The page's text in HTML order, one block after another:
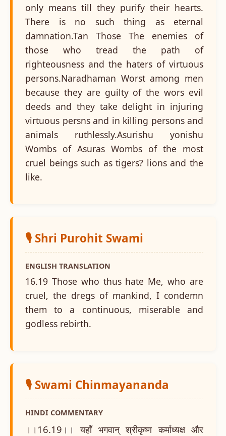
only means till they purify their hearts.
There is no such thing as eternal
damnation.Tan Those The enemies of
those who tread the path of
righteousness and the haters of virtuous
persons.Naradhaman Worst among men
because they are guilty of the wors evil
deeds and they take delight in injuring
virtuous persns and in killing persons and
animals ruthlessly.Asurishu yonishu
Wombs of Asuras Wombs of the most
cruel beings such as tigers? lions and the
like.
🎙️ Shri Purohit Swami
ENGLISH TRANSLATION
16.19 Those who thus hate Me, who are
cruel, the dregs of mankind, I condemn
them to a continuous, miserable and
godless rebirth.
🎙️ Swami Chinmayananda
HINDI COMMENTARY
।।16.19।। यहाँ भगवान् श्रीकृष्ण कर्माध्यक्ष और